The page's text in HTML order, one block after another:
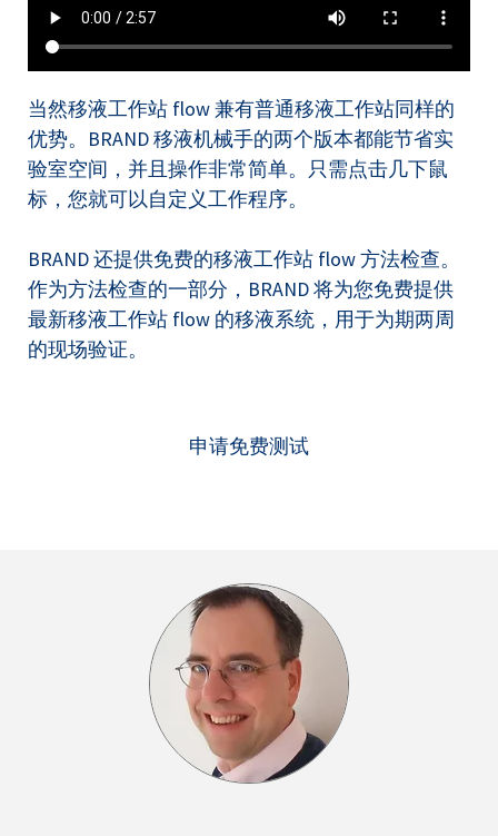
当然移液工作站 flow 兼有普通移液工作站同样的
优势。BRAND 移液机械手的两个版本都能节省实
验室空间，并且操作非常简单。只需点击几下鼠
标，您就可以自定义工作程序。
BRAND 还提供免费的移液工作站 flow 方法检查。
作为方法检查的一部分，BRAND 将为您免费提供
最新移液工作站 flow 的移液系统，用于为期两周
的现场验证。
申请免费测试